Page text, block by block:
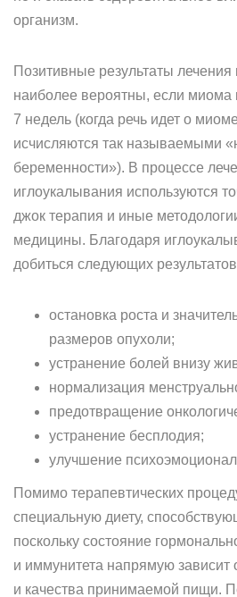
организм.
Позитивные результаты
наиболее вероятны, если миома
7 недель (когда речь идет о
исчисляются так называемыми
беременности»). В процессе
иглоукалывания используются
джок терапия и иные
медицины. Благодаря
добиться следующих
остановка роста и
размеров опухоли;
устранение болей внизу
нормализация
предотвращение
устранение бесплодия;
улучшение
Помимо терапевтических
специальную диету,
поскольку состояние
и иммунитета напрямую зависит
и качества принимаемой пищи.